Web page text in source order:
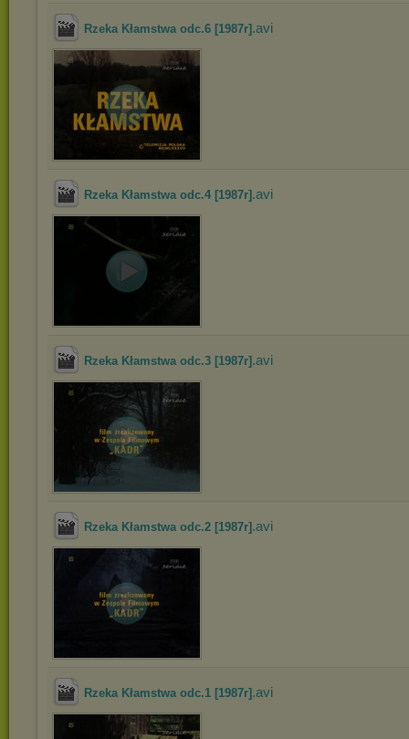
Rzeka Kłamstwa odc.6 [1987r] .avi
Rzeka Kłamstwa odc.4 [1987r] .avi
Rzeka Kłamstwa odc.3 [1987r] .avi
Rzeka Kłamstwa odc.2 [1987r] .avi
Rzeka Kłamstwa odc.1 [1987r] .avi